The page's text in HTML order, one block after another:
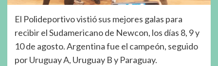
El Polideportivo vistió sus mejores galas para
recibir el Sudamericano de Newcon, los días 8, 9 y
10 de agosto. Argentina fue el campeón, seguido
por Uruguay A, Uruguay B y Paraguay.